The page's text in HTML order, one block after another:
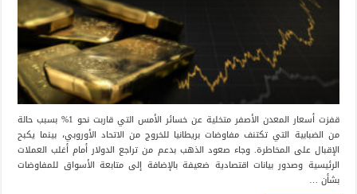
قفزت أسعار المعدن الأصفر متخلية عن خسائر الأمس التي قاربت نحو 1% بسبب حالة
من الضبابية التي تكتنف مفاوضات بريطانيا للخروج من الاتحاد الأوروبي، بينما يكبح
الإقبال على المخاطرة. وجاء صعود الذهب بدعم من تراجع الدولار أمام أغلب العملات
الرئيسية وصدور بيانات اقتصادية ضعيفة بالإضافة إلى متابعة الأسواق للمفاوضات
بشأن …